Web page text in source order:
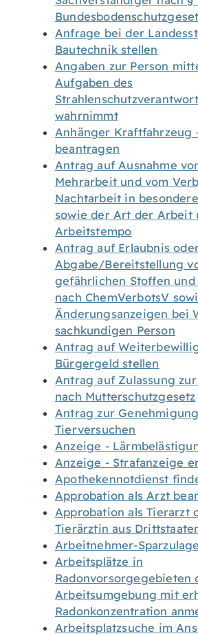
Anfrage bei der
Bautechnik stellen
Angaben zur Person
Aufgaben des
wahrnimmt
Anhänger Kraftfahrzeug
beantragen
Antrag auf Ausnahme
Mehrarbeit und vom
Nachtarbeit in
sowie der Art der Arbeit
Arbeitstempo
Antrag auf Erlaubnis
Abgabe/Bereitstellung
gefährlichen Stoffen und
nach ChemVerbotsV
Änderungsanzeigen bei
sachkundigen Person
Antrag auf
Bürgergeld stellen
Antrag auf Zulassung
nach Mutterschutzgesetz
Antrag zur
Tierversuchen
Anzeige -
Anzeige - Strafanzeige
Apothekennotdienst
Approbation als Arzt
Approbation als Tierarzt
Tierärztin aus
Arbeitnehmer-
Arbeitsplätze in
Radonvorsorgegebieten
Arbeitsumgebung mit
Radonkonzentration
Arbeitsplatzsuche im